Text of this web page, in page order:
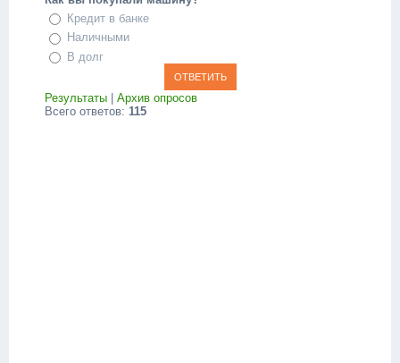
Кредит в банке
Наличными
В долг
Результаты
Архив опросов
Всего ответов: 115